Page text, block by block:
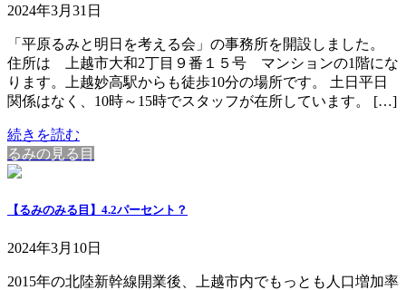
2024年3月31日
「平原るみと明日を考える会」の事務所を開設しました。
住所は 上越市大和2丁目９番１５号 マンションの1階にな
ります。上越妙高駅からも徒歩10分の場所です。 土日平日
関係はなく、10時～15時でスタッフが在所しています。 […]
続きを読む
るみの見る目
【るみのみる目】4.2パーセント？
2024年3月10日
2015年の北陸新幹線開業後、上越市内でもっとも人口増加率